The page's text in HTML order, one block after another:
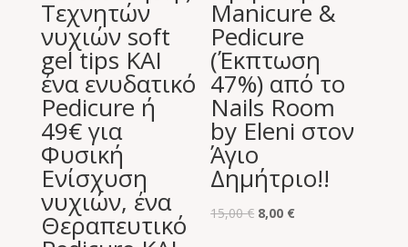
Τεχνητών
νυχιών soft
gel tips KAI
ένα ενυδατικό
Pedicure ή
49€ για
Φυσική
Ενίσχυση
νυχιών, ένα
Θεραπευτικό
Manicure &
Pedicure
(Έκπτωση
47%) από το
Nails Room
by Eleni στον
Άγιο
Δημήτριο!!
15,00€ Original
8,00 €